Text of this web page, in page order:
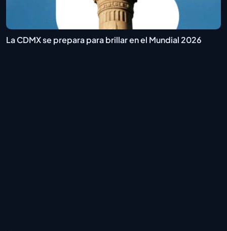
La CDMX se prepara para brillar en el Mundial 2026